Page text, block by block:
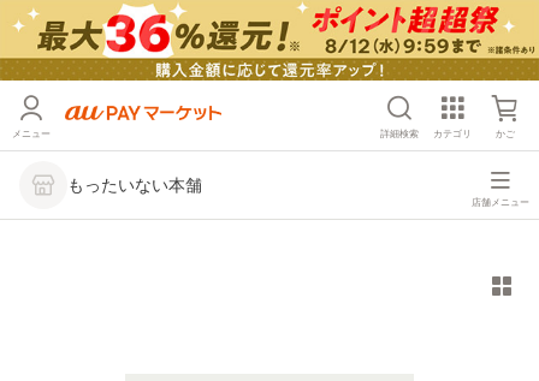
メニュー 詳細検索 カテゴリ かご
もったいない本舗
店舗メニュー